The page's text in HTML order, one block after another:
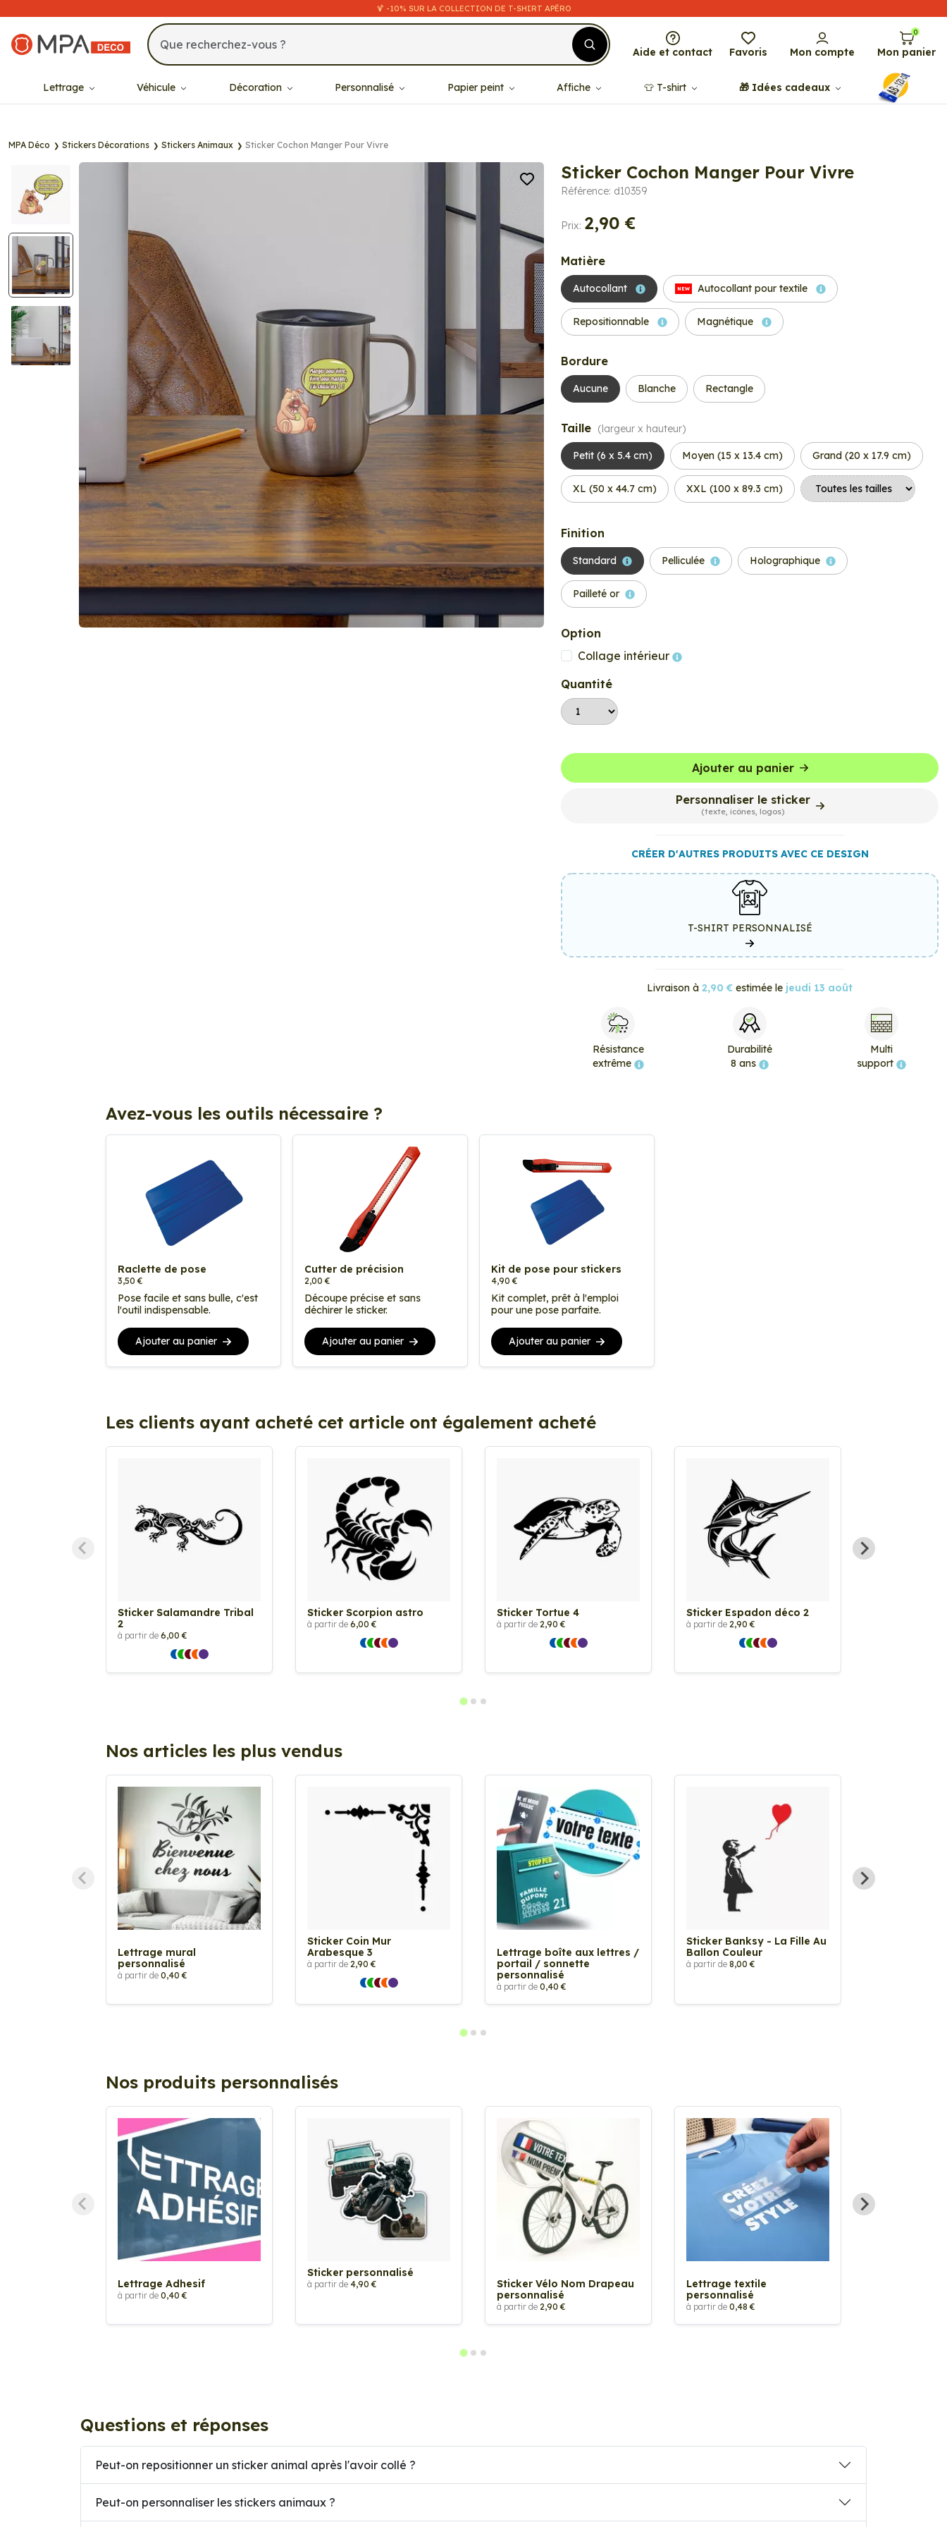
🍹 -10% SUR LA COLLECTION DE T-SHIRT APÉRO
MPA Déco
Aide et contact Favoris Mon compte
0
Mon panier
Lettrage Véhicule Décoration Personnalisé Papier peint Affiche 👕​​ T-shirt 🎁​ Idées cadeaux
MPA Déco Stickers Décorations Stickers Animaux Sticker Cochon Manger Pour Vivre
Sticker Cochon Manger Pour Vivre
Référence: d10359
Prix: 2,90 €
Matière
Autocollant NEW Autocollant pour textile
Repositionnable Magnétique
Bordure
Aucune Blanche Rectangle
Taille (largeur x hauteur)
Petit (6 x 5.4 cm) Moyen (15 x 13.4 cm) Grand (20 x 17.9 cm)
XL (50 x 44.7 cm) XXL (100 x 89.3 cm)
Finition
Standard Pelliculée Holographique
Pailleté or
Option
Collage intérieur
Quantité
Ajouter au panier
Personnaliser le sticker
(texte, icônes, logos)
CRÉER D'AUTRES PRODUITS AVEC CE DESIGN
T-SHIRT PERSONNALISÉ
Livraison à 2,90 € estimée le jeudi 13 août
Résistance
extrême
Durabilité
8 ans
Multi
support
Avez-vous les outils nécessaire ?
Raclette de pose
3,50 €
Pose facile et sans bulle, c'est
l'outil indispensable.
Ajouter au panier
Cutter de précision
2,00 €
Découpe précise et sans
déchirer le sticker.
Ajouter au panier
Kit de pose pour stickers
4,90 €
Kit complet, prêt à l'emploi
pour une pose parfaite.
Ajouter au panier
Les clients ayant acheté cet article ont également acheté
Sticker Salamandre Tribal
2
à partir de 6,00 €
Sticker Scorpion astro
à partir de 6,00 €
Sticker Tortue 4
à partir de 2,90 €
Sticker Espadon déco 2
à partir de 2,90 €
Nos articles les plus vendus
Lettrage mural
personnalisé
à partir de 0,40 €
Sticker Coin Mur
Arabesque 3
à partir de 2,90 €
Lettrage boîte aux lettres /
portail / sonnette
personnalisé
à partir de 0,40 €
Sticker Banksy - La Fille Au
Ballon Couleur
à partir de 8,00 €
Nos produits personnalisés
Lettrage Adhesif
à partir de 0,40 €
Sticker personnalisé
à partir de 4,90 €
Sticker Vélo Nom Drapeau
personnalisé
à partir de 2,90 €
Lettrage textile
personnalisé
à partir de 0,48 €
Questions et réponses
Peut-on repositionner un sticker animal après l'avoir collé ?
Peut-on personnaliser les stickers animaux ?